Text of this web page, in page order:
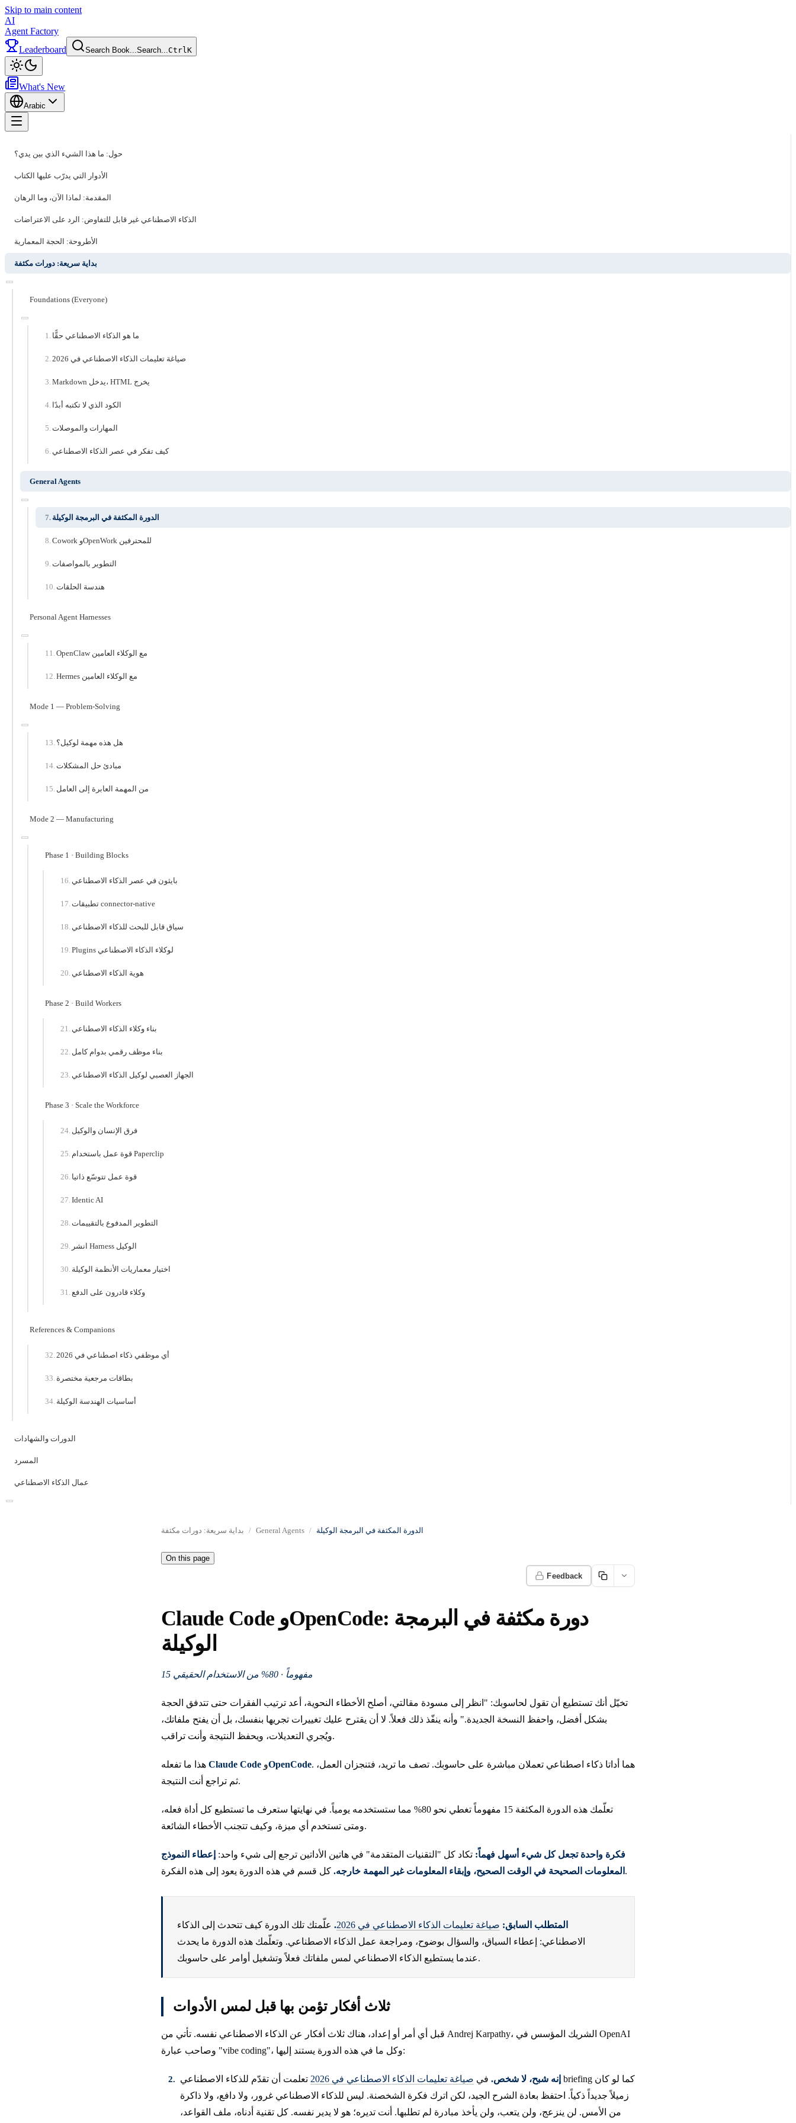
Skip to main content
AI
Agent Factory
Leaderboard
Search Book...Search...CtrlK
What's New
Arabic
حول: ما هذا الشيء الذي بين يدي؟
الأدوار التي يدرّب عليها الكتاب
المقدمة: لماذا الآن، وما الرهان
الذكاء الاصطناعي غير قابل للتفاوض: الرد على الاعتراضات
الأطروحة: الحجة المعمارية
بداية سريعة: دورات مكثفة
Foundations (Everyone)
ما هو الذكاء الاصطناعي حقًّا
صياغة تعليمات الذكاء الاصطناعي في 2026
Markdown يدخل، HTML يخرج
الكود الذي لا تكتبه أبدًا
المهارات والموصلات
كيف تفكر في عصر الذكاء الاصطناعي
General Agents
الدورة المكثفة في البرمجة الوكيلة
Cowork وOpenWork للمحترفين
التطوير بالمواصفات
هندسة الحلقات
Personal Agent Harnesses
OpenClaw مع الوكلاء العامين
Hermes مع الوكلاء العامين
Mode 1 — Problem-Solving
هل هذه مهمة لوكيل؟
مبادئ حل المشكلات
من المهمة العابرة إلى العامل
Mode 2 — Manufacturing
Phase 1 · Building Blocks
بايثون في عصر الذكاء الاصطناعي
تطبيقات connector-native
سياق قابل للبحث للذكاء الاصطناعي
Plugins لوكلاء الذكاء الاصطناعي
هوية الذكاء الاصطناعي
Phase 2 · Build Workers
بناء وكلاء الذكاء الاصطناعي
بناء موظف رقمي بدوام كامل
الجهاز العصبي لوكيل الذكاء الاصطناعي
Phase 3 · Scale the Workforce
فرق الإنسان والوكيل
قوة عمل باستخدام Paperclip
قوة عمل تتوسّع ذاتيا
Identic AI
التطوير المدفوع بالتقييمات
انشر Harness الوكيل
اختيار معماريات الأنظمة الوكيلة
وكلاء قادرون على الدفع
References & Companions
أي موظفي ذكاء اصطناعي في 2026
بطاقات مرجعية مختصرة
أساسيات الهندسة الوكيلة
الدورات والشهادات
المسرد
عمال الذكاء الاصطناعي
بداية سريعة: دورات مكثفة General Agents الدورة المكثفة في البرمجة الوكيلة
On this page
Feedback
Claude Code وOpenCode: دورة مكثفة في البرمجة
الوكيلة
15 مفهوماً · 80% من الاستخدام الحقيقي
تخيّل أنك تستطيع أن تقول لحاسوبك: "انظر إلى مسودة مقالتي، أصلح الأخطاء النحوية، أعد ترتيب الفقرات حتى تتدفق الحجة
بشكل أفضل، واحفظ النسخة الجديدة." وأنه ينفّذ ذلك فعلاً. لا أن يقترح عليك تغييرات تجريها بنفسك، بل أن يفتح ملفاتك،
ويُجري التعديلات، ويحفظ النتيجة وأنت تراقب.
Claude Code وOpenCode. هما أداتا ذكاء اصطناعي تعملان مباشرة على حاسوبك. تصف ما تريد، فتنجزان العمل،
ثم تراجع أنت النتيجة.
تعلّمك هذه الدورة المكثفة 15 مفهوماً تغطي نحو 80% مما ستستخدمه يومياً. في نهايتها ستعرف ما تستطيع كل أداة فعله،
ومتى تستخدم أي ميزة، وكيف تتجنب الأخطاء الشائعة.
فكرة واحدة تجعل كل شيء أسهل فهماً: تكاد كل "التقنيات المتقدمة" في هاتين الأداتين ترجع إلى شيء واحد: إعطاء النموذج
المعلومات الصحيحة في الوقت الصحيح، وإبقاء المعلومات غير المهمة خارجه. كل قسم في هذه الدورة يعود إلى هذه الفكرة.
المتطلب السابق: صياغة تعليمات الذكاء الاصطناعي في 2026 . علّمتك تلك الدورة كيف تتحدث إلى الذكاء
الاصطناعي: إعطاء السياق، والسؤال بوضوح، ومراجعة عمل الذكاء الاصطناعي. وتعلّمك هذه الدورة ما يحدث
عندما يستطيع الذكاء الاصطناعي لمس ملفاتك فعلاً وتشغيل أوامر على حاسوبك.
ثلاث أفكار تؤمن بها قبل لمس الأدوات
قبل أي أمر أو إعداد، هناك ثلاث أفكار عن الذكاء الاصطناعي نفسه. تأتي من Andrej Karpathy، الشريك المؤسس في OpenAI
وصاحب عبارة "vibe coding"، وكل ما في هذه الدورة يستند إليها:
إنه شبح، لا شخص. في صياغة تعليمات الذكاء الاصطناعي في 2026
تعلمت أن تقدّم للذكاء الاصطناعي briefing كما لو كان
زميلاً جديداً ذكياً. احتفظ بعادة الشرح الجيد، لكن اترك فكرة الشخصنة. ليس للذكاء الاصطناعي غرور، ولا دافع، ولا ذاكرة
من الأمس. لن ينزعج، ولن يتعب، ولن يأخذ مبادرة لم تطلبها. أنت تديره؛ هو لا يدير نفسه. كل تقنية أدناه، ملف القواعد،